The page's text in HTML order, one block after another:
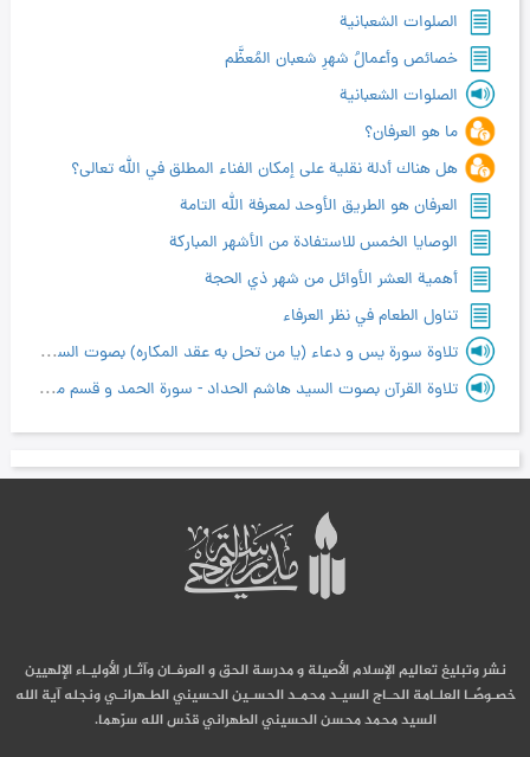
الصلوات الشعبانیة
خصائص وأعمالُ شهرِ شعبان المُعظَّم
الصلوات الشعبانية
ما هو العرفان؟
هل هناك أدلة نقلية على إمكان الفناء المطلق في الله تعالى؟
العرفان هو الطريق الأوحد لمعرفة الله التامة
الوصايا الخمس للاستفادة من الأشهر المباركة
أهمية العشر الأوائل من شهر ذي الحجة
تناول الطعام في نظر العرفاء
تلاوة سورة يس و دعاء (يا من تحل به عقد المكاره) بصوت السيد هاشم الحداد
تلاوة القرآن بصوت السيد هاشم الحداد - سورة الحمد و قسم من سورة البقرة
نشر وتبليغ تعاليم الإسلام الأصيلة و مدرسة الحق و العرفـان وآثـار الأوليـاء الإلهيين
خصـوصًـا العلـامة الحـاج السيـد محمـد الحسـين الحسيني الطـهرانـي ونجله آية الله
السيد محمد محسن الحسيني الطهراني قدّس الله سرّهما.